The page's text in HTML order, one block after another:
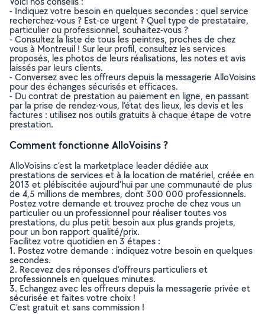
- Indiquez votre besoin en quelques secondes : quel service
recherchez-vous ? Est-ce urgent ? Quel type de prestataire,
particulier ou professionnel, souhaitez-vous ?
- Consultez la liste de tous les peintres, proches de chez
vous à Montreuil ! Sur leur profil, consultez les services
proposés, les photos de leurs réalisations, les notes et avis
laissés par leurs clients.
- Conversez avec les offreurs depuis la messagerie AlloVoisins
pour des échanges sécurisés et efficaces.
- Du contrat de prestation au paiement en ligne, en passant
par la prise de rendez-vous, l’état des lieux, les devis et les
factures : utilisez nos outils gratuits à chaque étape de votre
prestation.
Comment fonctionne AlloVoisins ?
AlloVoisins c’est la marketplace leader dédiée aux
prestations de services et à la location de matériel, créée en
2013 et plébiscitée aujourd’hui par une communauté de plus
de 4,5 millions de membres, dont 300 000 professionnels.
Postez votre demande et trouvez proche de chez vous un
particulier ou un professionnel pour réaliser toutes vos
prestations, du plus petit besoin aux plus grands projets,
pour un bon rapport qualité/prix.
Facilitez votre quotidien en 3 étapes :
1. Postez votre demande : indiquez votre besoin en quelques
secondes.
2. Recevez des réponses d’offreurs particuliers et
professionnels en quelques minutes.
3. Echangez avec les offreurs depuis la messagerie privée et
sécurisée et faites votre choix !
C’est gratuit et sans commission !